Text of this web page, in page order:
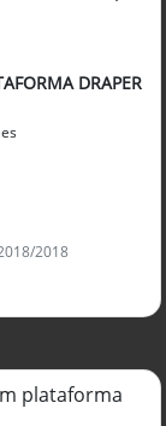
DRAPER
2018